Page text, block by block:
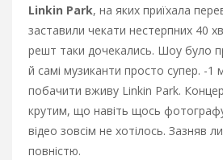
Linkin Park, на яких приїхала
заставили чекати нестерпних 40
решт таки дочекались. Шоу було
й самі музиканти просто супер. -1
побачити вживу Linkin Park.
крутим, що навіть щось
відео зовсім не хотілось. Зазняв
повністю.